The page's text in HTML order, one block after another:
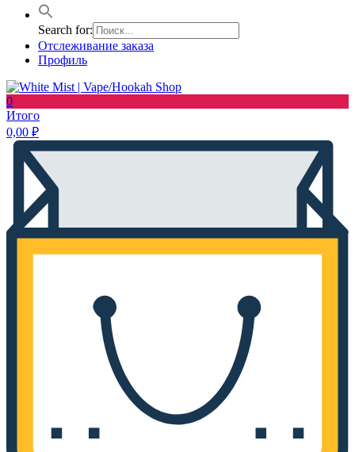
Search for:
Отслеживание заказа
Профиль
0
Итого
0,00 ₽